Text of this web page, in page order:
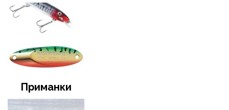
Приманки